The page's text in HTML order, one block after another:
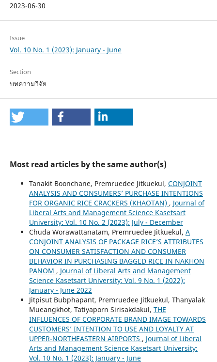
2023-06-30
Issue
Vol. 10 No. 1 (2023): January - June
Section
บทความวิจัย
Most read articles by the same author(s)
Tanakit Boonchane, Premruedee Jitkuekul, CONJOINT
ANALYSIS AND CONSUMERS’ PURCHASE INTENTIONS
FOR ORGANIC RICE CRACKERS (KHAOTAN) , Journal of
Liberal Arts and Management Science Kasetsart
University: Vol. 10 No. 2 (2023): July - December
Chuda Worawattanatam, Premruedee Jitkuekul, A
CONJOINT ANALYSIS OF PACKAGE RICE’S ATTRIBUTES
ON CONSUMER SATISFACTION AND CONSUMER
BEHAVIOR IN PURCHASING BAGGED RICE IN NAKHON
PANOM , Journal of Liberal Arts and Management
Science Kasetsart University: Vol. 9 No. 1 (2022):
January - June 2022
Jitpisut Bubphapant, Premruedee Jitkuekul, Thanyalak
Mueangkhot, Tatiyaporn Sirisakdakul, THE
INFLUENCES OF CORPORATE BRAND IMAGE TOWARDS
CUSTOMERS’ INTENTION TO USE AND LOYALTY AT
UPPER-NORTHEASTERN AIRPORTS , Journal of Liberal
Arts and Management Science Kasetsart University:
Vol. 10 No. 1 (2023): January - June